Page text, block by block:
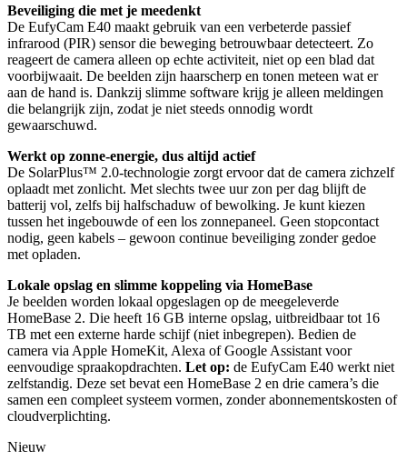
Beveiliging die met je meedenkt
De EufyCam E40 maakt gebruik van een verbeterde passief
infrarood (PIR) sensor die beweging betrouwbaar detecteert. Zo
reageert de camera alleen op echte activiteit, niet op een blad dat
voorbijwaait. De beelden zijn haarscherp en tonen meteen wat er
aan de hand is. Dankzij slimme software krijg je alleen meldingen
die belangrijk zijn, zodat je niet steeds onnodig wordt
gewaarschuwd.
Werkt op zonne-energie, dus altijd actief
De SolarPlus™ 2.0-technologie zorgt ervoor dat de camera zichzelf
oplaadt met zonlicht. Met slechts twee uur zon per dag blijft de
batterij vol, zelfs bij halfschaduw of bewolking. Je kunt kiezen
tussen het ingebouwde of een los zonnepaneel. Geen stopcontact
nodig, geen kabels – gewoon continue beveiliging zonder gedoe
met opladen.
Lokale opslag en slimme koppeling via HomeBase
Je beelden worden lokaal opgeslagen op de meegeleverde
HomeBase 2. Die heeft 16 GB interne opslag, uitbreidbaar tot 16
TB met een externe harde schijf (niet inbegrepen). Bedien de
camera via Apple HomeKit, Alexa of Google Assistant voor
eenvoudige spraakopdrachten. Let op: de EufyCam E40 werkt niet
zelfstandig. Deze set bevat een HomeBase 2 en drie camera’s die
samen een compleet systeem vormen, zonder abonnementskosten of
cloudverplichting.
Nieuw